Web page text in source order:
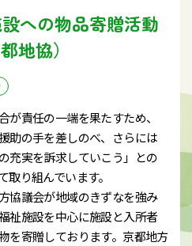
への物品寄贈活動
地協）
が責任の一端を果たすため、
助の手を差しのべ、さらには
充実を訴求していこう」との
り組んでいます。
協議会が地域のきずなを強み
祉施設を中心に施設と入所者
を寄贈しております。京都地方